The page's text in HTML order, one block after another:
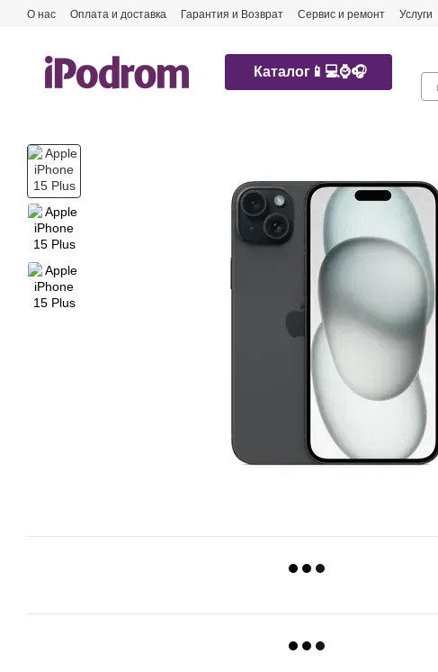
Перейти к основному контенту
О нас Оплата и доставка Гарантия и Возврат Сервис и ремонт Услуги
Каталог📱💻⌚️🎧